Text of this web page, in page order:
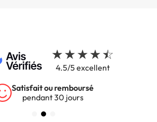
4.5/5 excellent
Satisfait ou remboursé
pendant 30 jours